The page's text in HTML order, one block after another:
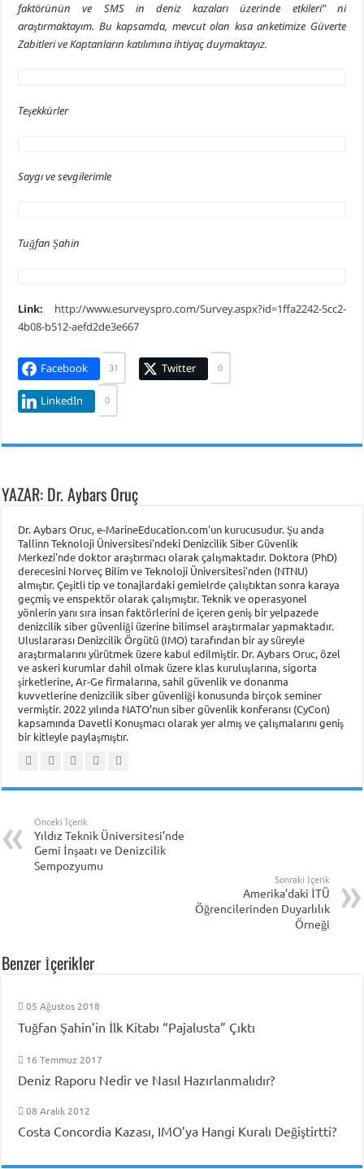
faktörünün ve SMS in deniz kazaları üzerinde etkileri” ni
araştırmaktayım. Bu kapsamda, mevcut olan kısa anketimize Güverte
Zabitleri ve Kaptanların katılımına ihtiyaç duymaktayız.
Teşekkürler
Saygı ve sevgilerimle
Tuğfan Şahin
Link:
http://www.esurveyspro.com/Survey.aspx?id=1ffa2242-5cc2-
4b08-b512-aefd2de3e667
Facebook 31 Twitter 0
LinkedIn 0
YAZAR: Dr. Aybars Oruç
Dr. Aybars Oruc, e-MarineEducation.com'un kurucusudur. Şu anda
Tallinn Teknoloji Üniversitesi'ndeki Denizcilik Siber Güvenlik
Merkezi'nde doktor araştırmacı olarak çalışmaktadır. Doktora (PhD)
derecesini Norveç Bilim ve Teknoloji Üniversitesi'nden (NTNU)
almıştır. Çeşitli tip ve tonajlardaki gemielrde çalıştıktan sonra karaya
geçmiş ve enspektör olarak çalışmıştır. Teknik ve operasyonel
yönlerin yanı sıra insan faktörlerini de içeren geniş bir yelpazede
denizcilik siber güvenliği üzerine bilimsel araştırmalar yapmaktadır.
Uluslararası Denizcilik Örgütü (IMO) tarafından bir ay süreyle
araştırmalarını yürütmek üzere kabul edilmiştir. Dr. Aybars Oruc, özel
ve askeri kurumlar dahil olmak üzere klas kuruluşlarına, sigorta
şirketlerine, Ar-Ge firmalarına, sahil güvenlik ve donanma
kuvvetlerine denizcilik siber güvenliği konusunda birçok seminer
vermiştir. 2022 yılında NATO’nun siber güvenlik konferansı (CyCon)
kapsamında Davetli Konuşmacı olarak yer almış ve çalışmalarını geniş
bir kitleyle paylaşmıştır.
Önceki İçerik
Yıldız Teknik Üniversitesi’nde
Gemi İnşaatı ve Denizcilik
Sempozyumu
Sonraki İçerik
Amerika’daki İTÜ
Öğrencilerinden Duyarlılık
Örneği
Benzer İçerikler
05 Ağustos 2018
Tuğfan Şahin’in İlk Kitabı “Pajalusta” Çıktı
16 Temmuz 2017
Deniz Raporu Nedir ve Nasıl Hazırlanmalıdır?
08 Aralık 2012
Costa Concordia Kazası, IMO’ya Hangi Kuralı Değiştirtti?